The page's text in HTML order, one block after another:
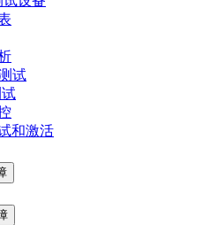
试
和激活